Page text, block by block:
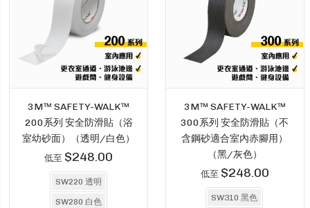
3M™ SAFETY-WALK™
200系列 安全防滑貼（浴
室幼砂面）（透明/白色）
低至 $248.00
SW220 透明
SW280 白色
3M™ SAFETY-WALK™
300系列 安全防滑貼（不
含鋼砂適合室內赤腳用）
（黑/灰色）
低至 $248.00
SW310 黑色